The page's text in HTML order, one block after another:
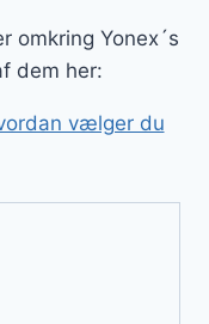
omkring Yonex´s
dem her:
vælger du